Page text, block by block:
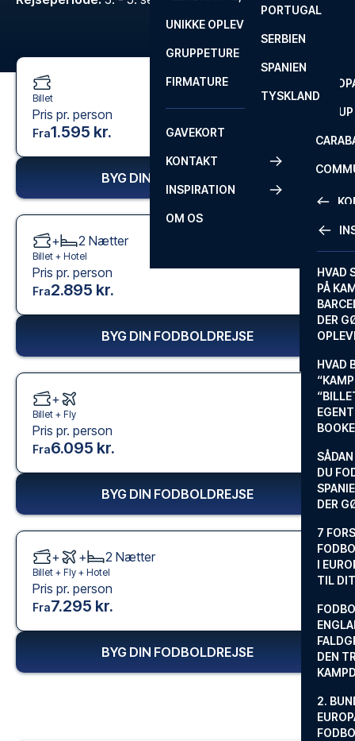
FA CUP
ROM
SEVILLA
PORTUGAL
SERBIEN
SPANIEN
TYSKLAND
UNIKKE OPLEVELSER
GRUPPETURE
FIRMATURE
GAVEKORT
KONTAKT
FAQ
INSPIRATION
HVAD
PÅ
DER
HVAD
DU
DER
7
I
TIL
DEN
2.
OM OS
Billet
Pris pr. person
Fra1.595 kr.
BYG DIN FODBOLDREJSE
+ 2 Nætter
Billet + Hotel
Pris pr. person
Fra2.895 kr.
BYG DIN FODBOLDREJSE
+
Billet + Fly
Pris pr. person
Fra6.095 kr.
BYG DIN FODBOLDREJSE
+ + 2 Nætter
Billet + Fly + Hotel
Pris pr. person
Fra7.295 kr.
BYG DIN FODBOLDREJSE